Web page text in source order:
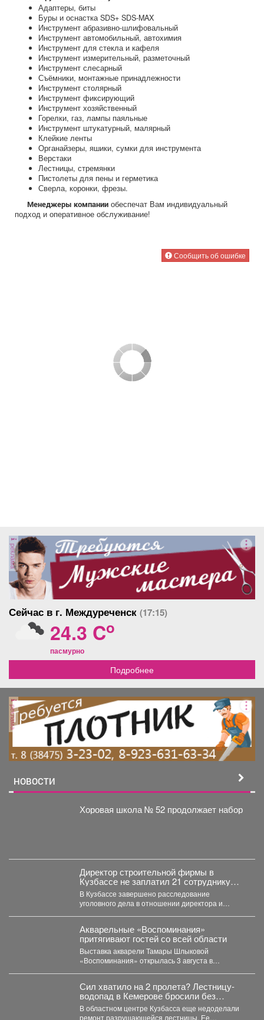
Адаптеры, биты
Буры и оснастка SDS+ SDS-MAX
Инструмент абразивно-шлифовальный
Инструмент автомобильный, автохимия
Инструмент для стекла и кафеля
Инструмент измерительный, разметочный
Инструмент слесарный
Съёмники, монтажные принадлежности
Инструмент столярный
Инструмент фиксирующий
Инструмент хозяйственный
Горелки, газ, лампы паяльные
Инструмент штукатурный, малярный
Клейкие ленты
Органайзеры, яшики, сумки для инструмента
Верстаки
Лестницы, стремянки
Пистолеты для пены и герметика
Сверла, коронки, фрезы.
Менеджеры компании обеспечат Вам индивидуальный
подход и оперативное обслуживание!
Сообщить об ошибке
реклама
Сейчас в г. Междуреченск (17:15)
24.3 Co
пасмурно
Подробнее
реклама
НОВОСТИ
Хоровая школа № 52 продолжает набор
Директор строительной фирмы в
Кузбассе не заплатил 21 сотруднику
деньги
В Кузбассе завершено расследование
уголовного дела в отношении директора и
Акварельные «Воспоминания»
притягивают гостей со всей области
Выставка акварели Тамары Шлыковой
«Воспоминания» открылась 3 августа в
Сил хватило на 2 пролета? Лестницу-
водопад в Кемерове бросили без
ремонта
В областном центре Кузбасса еще недоделали
ремонт разрушающейся лестницы. Ее